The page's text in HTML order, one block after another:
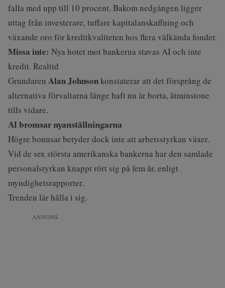
falla med upp till 10 procent. Bakom nedgången ligger
uttag från investerare, tuffare kapitalanskaffning och
växande oro för kreditkvaliteten hos flera välkända fonder.
Missa inte: Nya hotet mot bankerna stavas AI och inte
kredit. Realtid
Grundaren Alan Johnsonkonstaterar att det försprång de
alternativa förvaltarna länge haft nu är borta, åtminstone
tills vidare.
AI bromsar nyanställningarna
Högre bonusar betyder dock inte att arbetsstyrkan växer.
Vid de sex största amerikanska bankerna har den samlade
personalstyrkan knappt rört sig på fem år, enligt
myndighetsrapporter.
Trenden lär hålla i sig.
ANNONS